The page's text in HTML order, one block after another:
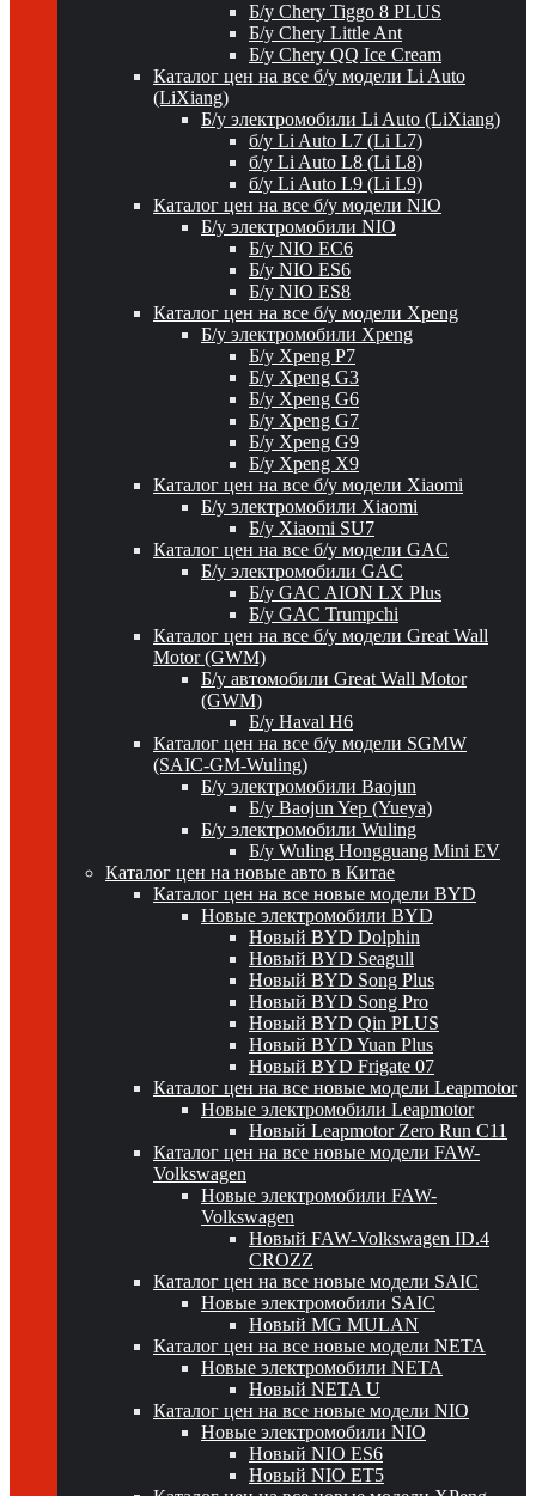
Б/у Chery Tiggo 8 PLUS
Б/у Chery Little Ant
Б/у Chery QQ Ice Cream
Каталог цен на все б/у модели Li Auto
(LiXiang)
Б/у электромобили Li Auto (LiXiang)
б/у Li Auto L7 (Li L7)
б/у Li Auto L8 (Li L8)
б/у Li Auto L9 (Li L9)
Каталог цен на все б/у модели NIO
Б/у электромобили NIO
Б/у NIO EC6
Б/у NIO ES6
Б/у NIO ES8
Каталог цен на все б/у модели Xpeng
Б/у электромобили Xpeng
Б/у Xpeng P7
Б/у Xpeng G3
Б/у Xpeng G6
Б/у Xpeng G7
Б/у Xpeng G9
Б/у Xpeng X9
Каталог цен на все б/у модели Xiaomi
Б/у электромобили Xiaomi
Б/у Xiaomi SU7
Каталог цен на все б/у модели GAC
Б/у электромобили GAC
Б/у GAC AION LX Plus
Б/у GAC Trumpchi
Каталог цен на все б/у модели Great Wall
Motor (GWM)
Б/у автомобили Great Wall Motor
(GWM)
Б/у Haval H6
Каталог цен на все б/у модели SGMW
(SAIC-GM-Wuling)
Б/у электромобили Baojun
Б/у Baojun Yep (Yueya)
Б/у электромобили Wuling
Б/у Wuling Hongguang Mini EV
Каталог цен на новые авто в Китае
Каталог цен на все новые модели BYD
Новые электромобили BYD
Новый BYD Dolphin
Новый BYD Seagull
Новый BYD Song Plus
Новый BYD Song Pro
Новый BYD Qin PLUS
Новый BYD Yuan Plus
Новый BYD Frigate 07
Каталог цен на все новые модели Leapmotor
Новые электромобили Leapmotor
Новый Leapmotor Zero Run C11
Каталог цен на все новые модели FAW-
Volkswagen
Новые электромобили FAW-
Volkswagen
Новый FAW-Volkswagen ID.4
CROZZ
Каталог цен на все новые модели SAIC
Новые электромобили SAIC
Новый MG MULAN
Каталог цен на все новые модели NETA
Новые электромобили NETA
Новый NETA U
Каталог цен на все новые модели NIO
Новые электромобили NIO
Новый NIO ES6
Новый NIO ET5